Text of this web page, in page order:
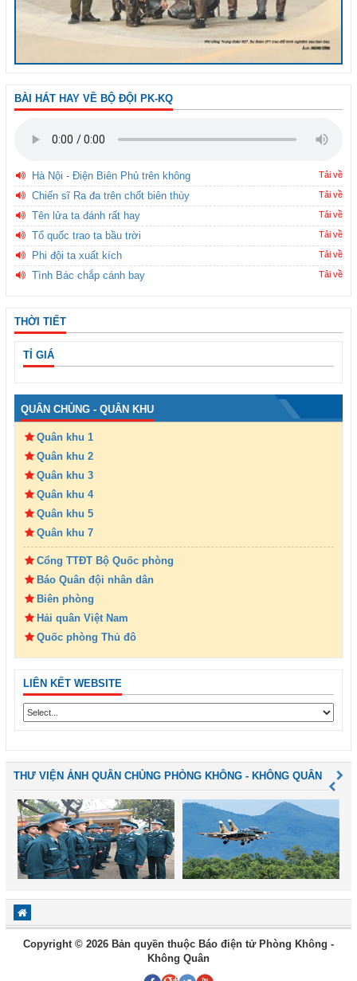
BÀI HÁT HAY VỀ BỘ ĐỘI PK-KQ
Hà Nội - Điện Biên Phủ trên không Tải về
Chiến sĩ Ra đa trên chốt biên thùy Tải về
Tên lửa ta đánh rất hay Tải về
Tổ quốc trao ta bầu trời Tải về
Phi đội ta xuất kích Tải về
Tình Bác chắp cánh bay Tải về
THỜI TIẾT
TỈ GIÁ
QUÂN CHỦNG - QUÂN KHU
Quân khu 1
Quân khu 2
Quân khu 3
Quân khu 4
Quân khu 5
Quân khu 7
Cổng TTĐT Bộ Quốc phòng
Báo Quân đội nhân dân
Biên phòng
Hải quân Việt Nam
Quốc phòng Thủ đô
LIÊN KẾT WEBSITE
THƯ VIỆN ẢNH QUÂN CHỦNG PHÒNG KHÔNG - KHÔNG QUÂN
Copyright © 2026 Bản quyền thuộc Báo điện tử Phòng Không -
Không Quân